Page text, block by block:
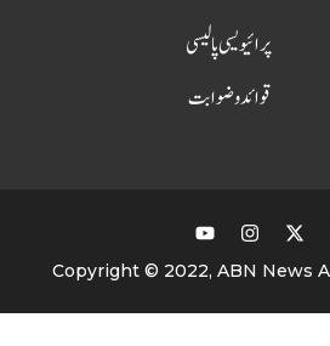
پرائیویسی پالیسی
قوائد و ضوابت
Copyright © 2022, ABN News